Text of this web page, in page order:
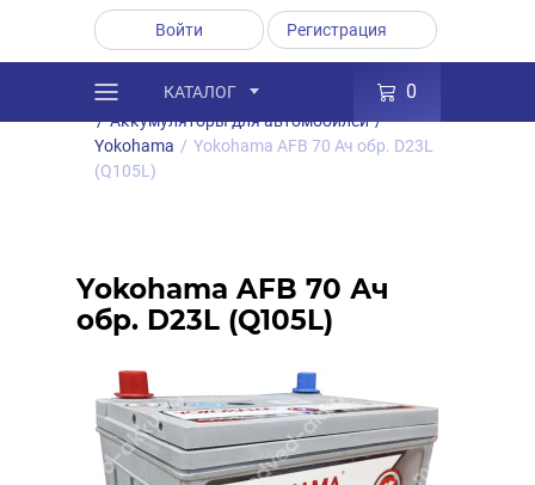
Войти Регистрация
КАТАЛОГ 0
Каталог / Товары
Аккумуляторы
/ Аккумуляторы для автомобилей /
Yokohama / Yokohama AFB 70 Ач обр. D23L
(Q105L)
Yokohama AFB 70 Ач
обр. D23L (Q105L)